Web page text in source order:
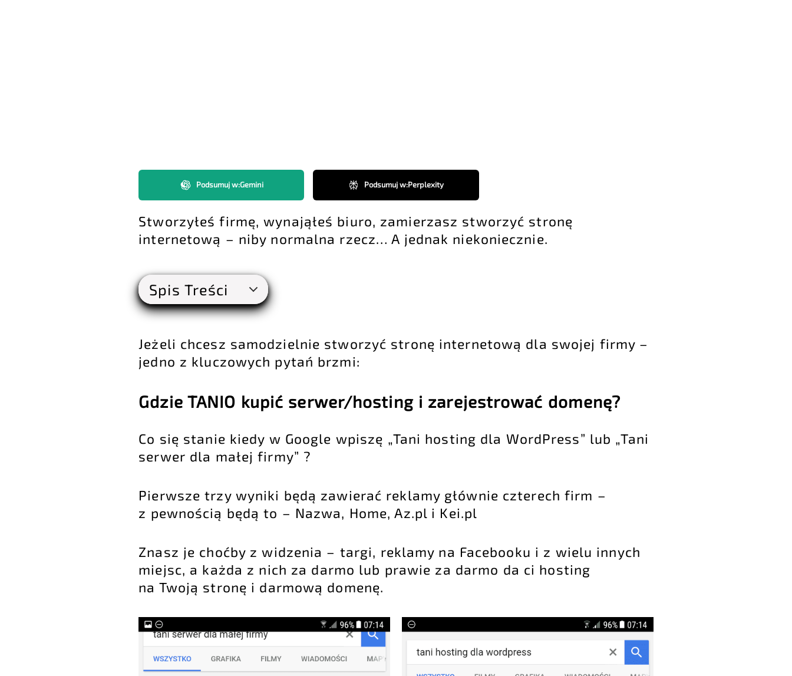
Podsumuj w:Gemini Podsumuj w:Perplexity
Stworzyłeś firmę, wynająłeś biuro, zamierzasz stworzyć stronę
internetową – niby normalna rzecz… A jednak niekoniecznie.
Spis Treści
Jeżeli chcesz samodzielnie stworzyć stronę internetową dla swojej firmy –
jedno z kluczowych pytań brzmi:
Gdzie TANIO kupić serwer/hosting i zarejestrować domenę?
Co się stanie kiedy w Google wpiszę „Tani hosting dla WordPress” lub „Tani
serwer dla małej firmy” ?
Pierwsze trzy wyniki będą zawierać reklamy głównie czterech firm –
z pewnością będą to – Nazwa, Home, Az.pl i Kei.pl
Znasz je choćby z widzenia – targi, reklamy na Facebooku i z wielu innych
miejsc, a każda z nich za darmo lub prawie za darmo da ci hosting
na Twoją stronę i darmową domenę.